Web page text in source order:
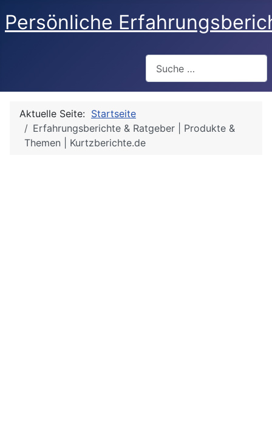
Persönliche
Aktuelle Seite: Startseite
Erfahrungsberichte & Ratgeber | Produkte &
Themen | Kurtzberichte.de